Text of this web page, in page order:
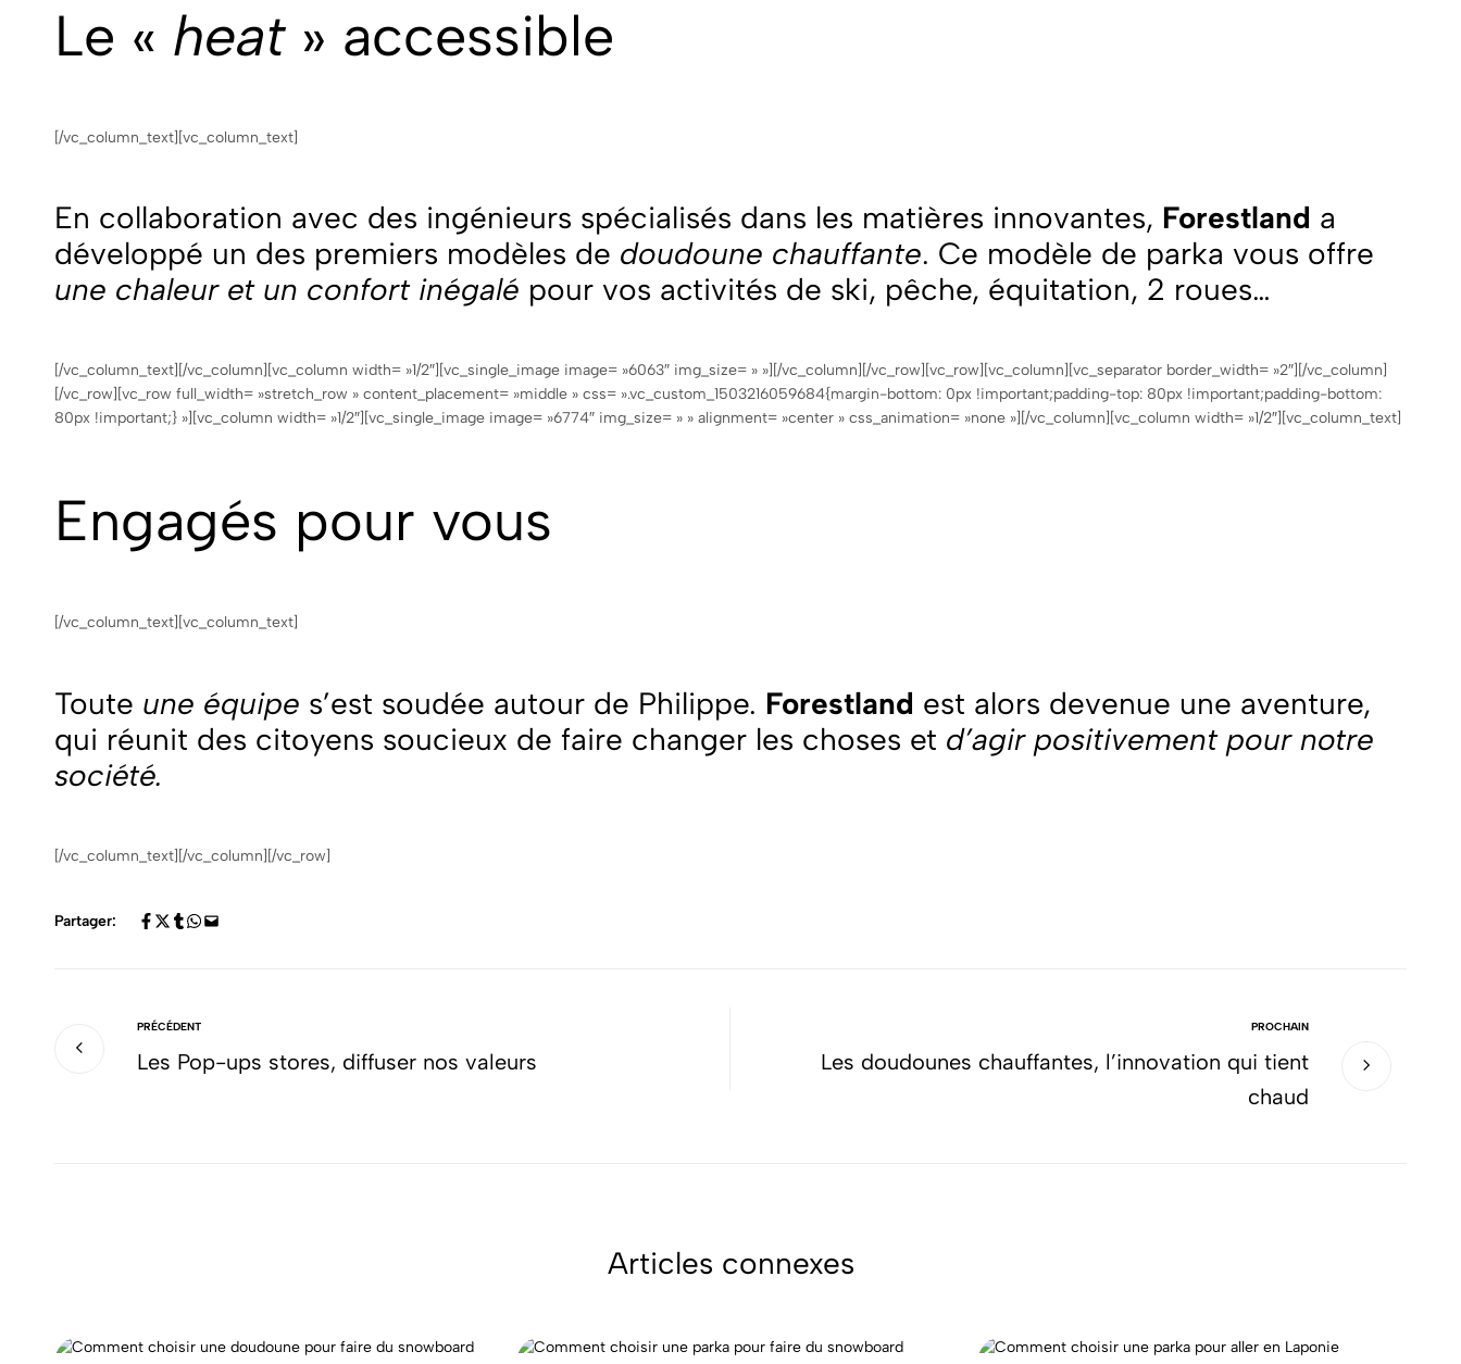
Le « heat» accessible
[/vc_column_text][vc_column_text]
En collaboration avec des ingénieurs spécialisés dans les matières innovantes, Forestland a
développé un des premiers modèles de doudoune chauffante. Ce modèle de parka vous offre
une chaleur et un confort inégalé pour vos activités de ski, pêche, équitation, 2 roues…
[/vc_column_text][/vc_column][vc_column width= »1/2″][vc_single_image image= »6063″ img_size= » »][/vc_column][/vc_row][vc_row][vc_column][vc_separator border_width= »2″][/vc_column]
[/vc_row][vc_row full_width= »stretch_row » content_placement= »middle » css= ».vc_custom_1503216059684{margin-bottom: 0px !important;padding-top: 80px !important;padding-bottom:
80px !important;} »][vc_column width= »1/2″][vc_single_image image= »6774″ img_size= » » alignment= »center » css_animation= »none »][/vc_column][vc_column width= »1/2″][vc_column_text]
Engagés pour vous
[/vc_column_text][vc_column_text]
Toute une équipe s’est soudée autour de Philippe. Forestland est alors devenue une aventure,
qui réunit des citoyens soucieux de faire changer les choses et d’agir positivement pour notre
société.
[/vc_column_text][/vc_column][/vc_row]
Partager:
PRÉCÉDENT
Les Pop-ups stores, diffuser nos valeurs
PROCHAIN
Les doudounes chauffantes, l’innovation qui tient
chaud
Articles connexes